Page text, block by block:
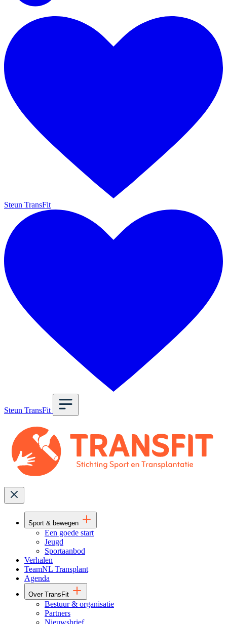
Steun TransFit
Steun TransFit
Sport & bewegen
Een goede start
Jeugd
Sportaanbod
Verhalen
TeamNL Transplant
Agenda
Over TransFit
Bestuur & organisatie
Partners
Nieuwsbrief